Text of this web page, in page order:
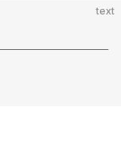
text